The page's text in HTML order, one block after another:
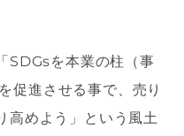
SDGsを本業の柱（事
促進させる事で、売り
高めよう」という風土